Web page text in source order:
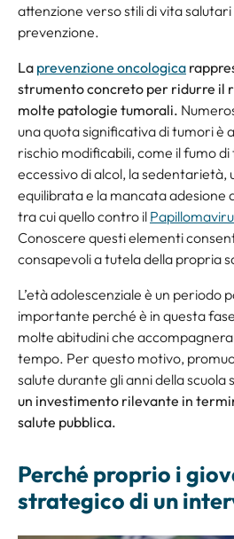
attenzione verso stili di vita
prevenzione.
La prevenzione oncologica
strumento concreto per ridurre il
molte patologie tumorali.
una quota significativa di tumori è
rischio modificabili, come il fumo
eccessivo di alcol, la sedentarietà,
equilibrata e la mancata adesione
tra cui quello contro il
Conoscere questi elementi
consapevoli a tutela della propria
L’età adolescenziale è un periodo
importante perché è in questa
molte abitudini che
tempo. Per questo motivo,
salute durante gli anni della scuola
un investimento rilevante in
salute pubblica.
Perché proprio i
strategico di un